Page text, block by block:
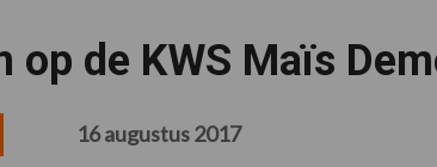
de KWS Maïs
16 augustus 2017